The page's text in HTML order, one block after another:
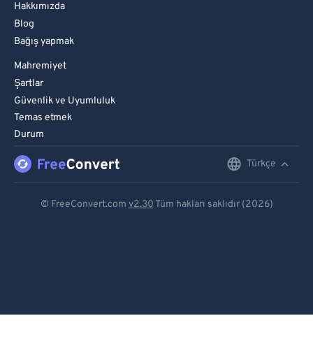
Hakkımızda
Blog
Bağış yapmak
Mahremiyet
Şartlar
Güvenlik ve Uyumluluk
Temas etmek
Durum
Türkçe
© FreeConvert.com v2.30 Tüm hakları saklıdır (2026)